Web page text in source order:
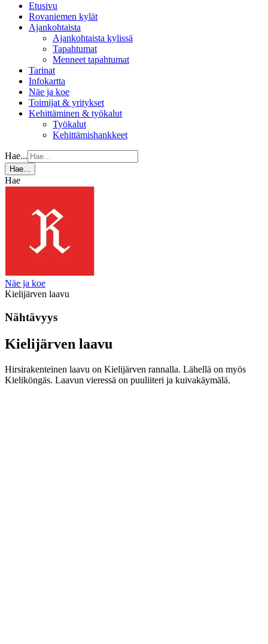
Etusivu
Rovaniemen kylät
Ajankohtaista
Ajankohtaista kylissä
Tapahtumat
Menneet tapahtumat
Tarinat
Infokartta
Näe ja koe
Toimijat & yritykset
Kehittäminen & työkalut
Työkalut
Kehittämishankkeet
Hae...
Hae...
Hae
Näe ja koe
Kielijärven laavu
Nähtävyys
Kielijärven laavu
Hirsirakenteinen laavu on Kielijärven rannalla. Lähellä on myös
Kieliköngäs. Laavun vieressä on puuliiteri ja kuivakäymälä.